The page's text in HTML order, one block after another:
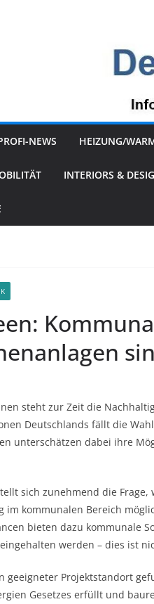
NEWS HEIZUNG/
INTERIORS &
steht zur Zeit die
Deutschlands fällt die
unterschätzen dabei ihre
sich zunehmend die
im kommunalen Bereich
bieten dazu kommunale
werden – dies ist
geeigneter Projektstandort
Gesetzes erfüllt und